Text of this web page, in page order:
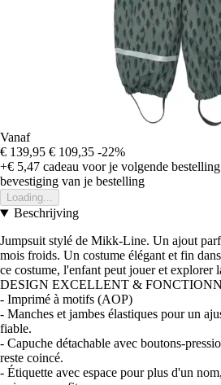
Vanaf
€ 139,95 € 109,35 -22%
+€ 5,47 cadeau voor je volgende bestelling
bevestiging van je bestelling
Loading...
Beschrijving
Jumpsuit stylé de Mikk-Line. Un ajout
mois froids. Un costume élégant et fin
ce costume, l'enfant peut jouer et explorer
DESIGN EXCELLENT &
- Imprimé à motifs (AOP)
- Manches et jambes élastiques pour un
fiable.
- Capuche détachable avec boutons-
reste coincé.
- Étiquette avec espace pour plus d'un